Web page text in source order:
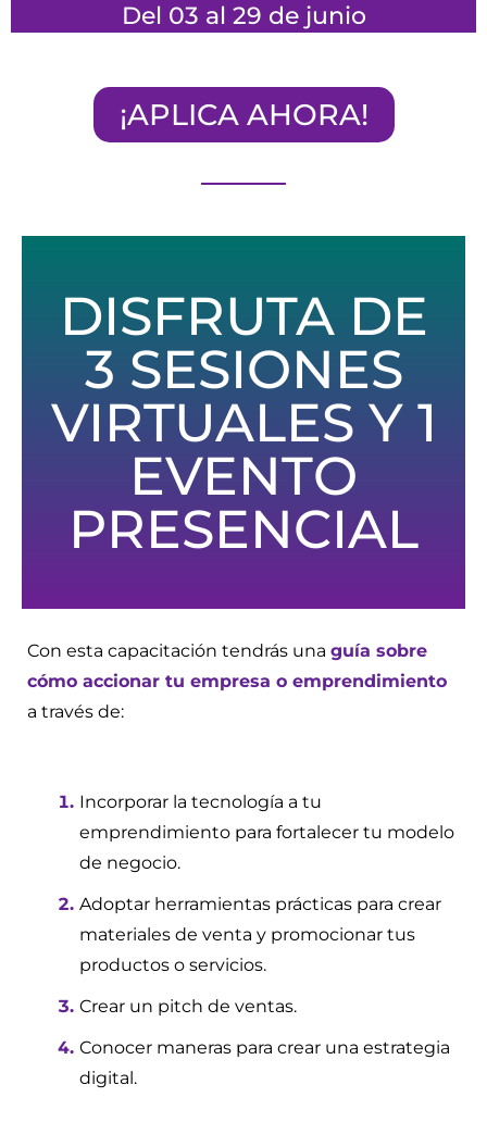
Del 03 al 29 de junio
¡APLICA AHORA!
DISFRUTA DE
3 SESIONES
VIRTUALES Y 1
EVENTO
PRESENCIAL
Con esta capacitación tendrás una guía sobre
a través de:
Incorporar la tecnología a tu
emprendimiento para fortalecer tu modelo
de negocio.
Adoptar herramientas prácticas para crear
materiales de venta y promocionar tus
productos o servicios.
Crear un pitch de ventas.
Conocer maneras para crear una estrategia
digital.